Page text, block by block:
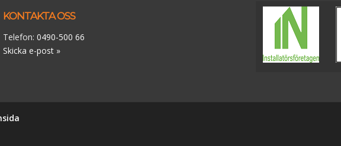
KONTAKTA OSS
Telefon: 0490-500 66
Skicka e-post »